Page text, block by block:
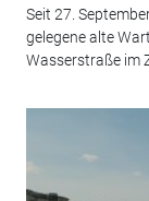
Seit 27.
gelegene alte
Wasserstraße im